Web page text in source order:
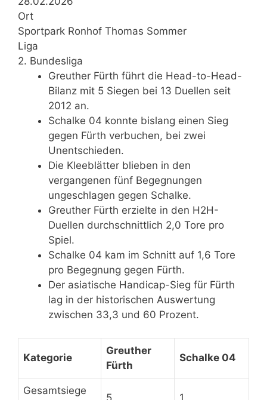
Ort
Sportpark Ronhof Thomas Sommer
Liga
2. Bundesliga
Greuther Fürth führt die Head-to-Head-
Bilanz mit 5 Siegen bei 13 Duellen seit
2012 an.
Schalke 04 konnte bislang einen Sieg
gegen Fürth verbuchen, bei zwei
Unentschieden.
Die Kleeblätter blieben in den
vergangenen fünf Begegnungen
ungeschlagen gegen Schalke.
Greuther Fürth erzielte in den H2H-
Duellen durchschnittlich 2,0 Tore pro
Spiel.
Schalke 04 kam im Schnitt auf 1,6 Tore
pro Begegnung gegen Fürth.
Der asiatische Handicap-Sieg für Fürth
lag in der historischen Auswertung
zwischen 33,3 und 60 Prozent.
Kategorie
Greuther
Fürth
Schalke 04
Gesamtsiege
5 1